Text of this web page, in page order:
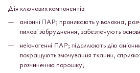
Дія ключових компонентів:
аніонні ПАР; проникають у волокна,
пилові забруднення, забезпечують
неіоногенні ПАР; підсилюють дію
покращують змочування тканин,
розчиненню порошку;